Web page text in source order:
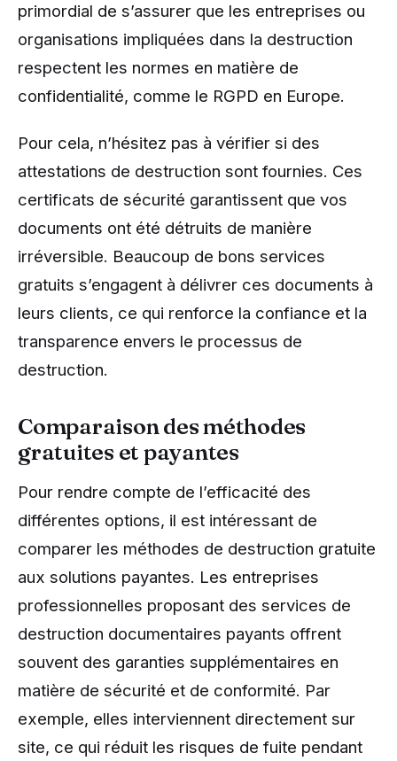
primordial de s’assurer que les entreprises ou
organisations impliquées dans la destruction
respectent les normes en matière de
confidentialité, comme le RGPD en Europe.
Pour cela, n’hésitez pas à vérifier si des
attestations de destruction sont fournies. Ces
certificats de sécurité garantissent que vos
documents ont été détruits de manière
irréversible. Beaucoup de bons services
gratuits s’engagent à délivrer ces documents à
leurs clients, ce qui renforce la confiance et la
transparence envers le processus de
destruction.
Comparaison des méthodes
gratuites et payantes
Pour rendre compte de l’efficacité des
différentes options, il est intéressant de
comparer les méthodes de destruction gratuite
aux solutions payantes. Les entreprises
professionnelles proposant des services de
destruction documentaires payants offrent
souvent des garanties supplémentaires en
matière de sécurité et de conformité. Par
exemple, elles interviennent directement sur
site, ce qui réduit les risques de fuite pendant